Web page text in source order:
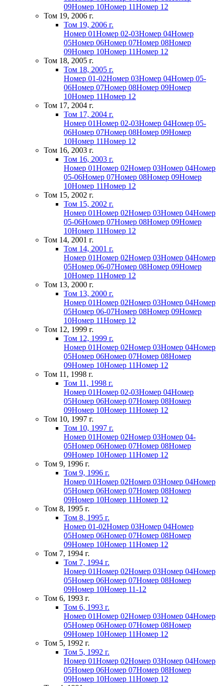
09Номер 10Номер 11Номер 12
Том 19, 2006 г.
Том 19, 2006 г.
Номер 01Номер 02-03Номер 04Номер
05Номер 06Номер 07Номер 08Номер
09Номер 10Номер 11Номер 12
Том 18, 2005 г.
Том 18, 2005 г.
Номер 01-02Номер 03Номер 04Номер 05-
06Номер 07Номер 08Номер 09Номер
10Номер 11Номер 12
Том 17, 2004 г.
Том 17, 2004 г.
Номер 01Номер 02-03Номер 04Номер 05-
06Номер 07Номер 08Номер 09Номер
10Номер 11Номер 12
Том 16, 2003 г.
Том 16, 2003 г.
Номер 01Номер 02Номер 03Номер 04Номер
05-06Номер 07Номер 08Номер 09Номер
10Номер 11Номер 12
Том 15, 2002 г.
Том 15, 2002 г.
Номер 01Номер 02Номер 03Номер 04Номер
05-06Номер 07Номер 08Номер 09Номер
10Номер 11Номер 12
Том 14, 2001 г.
Том 14, 2001 г.
Номер 01Номер 02Номер 03Номер 04Номер
05Номер 06-07Номер 08Номер 09Номер
10Номер 11Номер 12
Том 13, 2000 г.
Том 13, 2000 г.
Номер 01Номер 02Номер 03Номер 04Номер
05Номер 06-07Номер 08Номер 09Номер
10Номер 11Номер 12
Том 12, 1999 г.
Том 12, 1999 г.
Номер 01Номер 02Номер 03Номер 04Номер
05Номер 06Номер 07Номер 08Номер
09Номер 10Номер 11Номер 12
Том 11, 1998 г.
Том 11, 1998 г.
Номер 01Номер 02-03Номер 04Номер
05Номер 06Номер 07Номер 08Номер
09Номер 10Номер 11Номер 12
Том 10, 1997 г.
Том 10, 1997 г.
Номер 01Номер 02Номер 03Номер 04-
05Номер 06Номер 07Номер 08Номер
09Номер 10Номер 11Номер 12
Том 9, 1996 г.
Том 9, 1996 г.
Номер 01Номер 02Номер 03Номер 04Номер
05Номер 06Номер 07Номер 08Номер
09Номер 10Номер 11Номер 12
Том 8, 1995 г.
Том 8, 1995 г.
Номер 01-02Номер 03Номер 04Номер
05Номер 06Номер 07Номер 08Номер
09Номер 10Номер 11Номер 12
Том 7, 1994 г.
Том 7, 1994 г.
Номер 01Номер 02Номер 03Номер 04Номер
05Номер 06Номер 07Номер 08Номер
09Номер 10Номер 11-12
Том 6, 1993 г.
Том 6, 1993 г.
Номер 01Номер 02Номер 03Номер 04Номер
05Номер 06Номер 07Номер 08Номер
09Номер 10Номер 11Номер 12
Том 5, 1992 г.
Том 5, 1992 г.
Номер 01Номер 02Номер 03Номер 04Номер
05Номер 06Номер 07Номер 08Номер
09Номер 10Номер 11Номер 12